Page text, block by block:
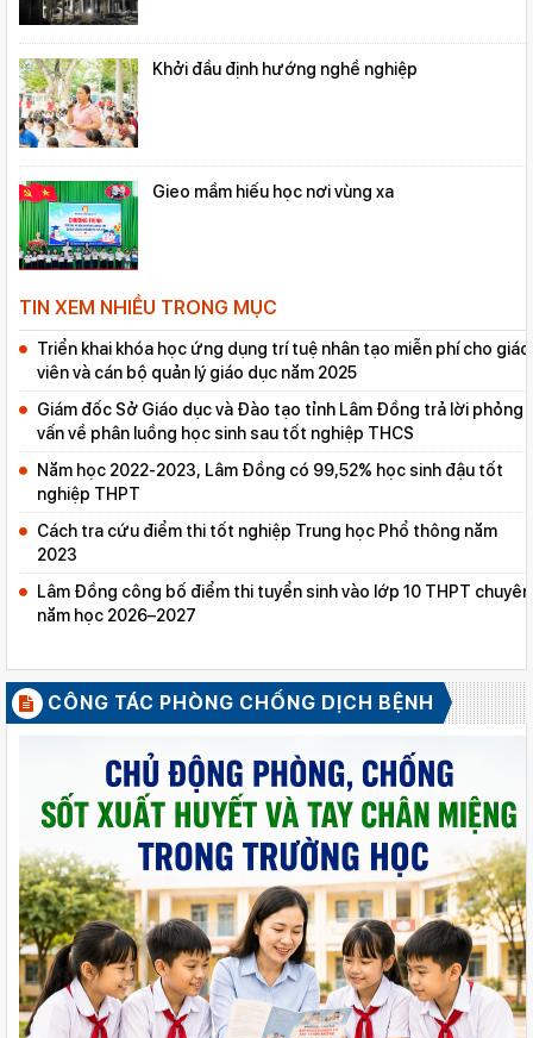
Khởi đầu định hướng nghề nghiệp
Gieo mầm hiếu học nơi vùng xa
TIN XEM NHIỀU TRONG MỤC
Triển khai khóa học ứng dụng trí tuệ nhân tạo miễn phí cho giáo
viên và cán bộ quản lý giáo dục năm 2025
Giám đốc Sở Giáo dục và Đào tạo tỉnh Lâm Đồng trả lời phỏng
vấn về phân luồng học sinh sau tốt nghiệp THCS
Năm học 2022-2023, Lâm Đồng có 99,52% học sinh đậu tốt
nghiệp THPT
Cách tra cứu điểm thi tốt nghiệp Trung học Phổ thông năm
2023
Lâm Đồng công bố điểm thi tuyển sinh vào lớp 10 THPT chuyên
năm học 2026–2027
CÔNG TÁC PHÒNG CHỐNG DỊCH BỆNH